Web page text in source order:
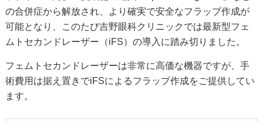
の合併症から解放され、より確実で安全なフラップ作成が
可能となり、このたび吉野眼科クリニックでは最新型フェ
ムトセカンドレーザー（iFS）の導入に踏み切りました。
フェムトセカンドレーザーは非常に高価な機器ですが、手
術費用は据え置きでiFSによるフラップ作成をご提供してい
ます。